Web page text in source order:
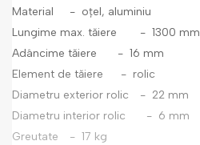
Material
- oțel, aluminiu
Lungime max. tăiere
- 1300 mm
Adâncime tăiere
- 16 mm
Element de tăiere
- rolic
Diametru exterior rolic
- 22 mm
Diametru interior rolic
- 6 mm
Greutate
- 17 kg